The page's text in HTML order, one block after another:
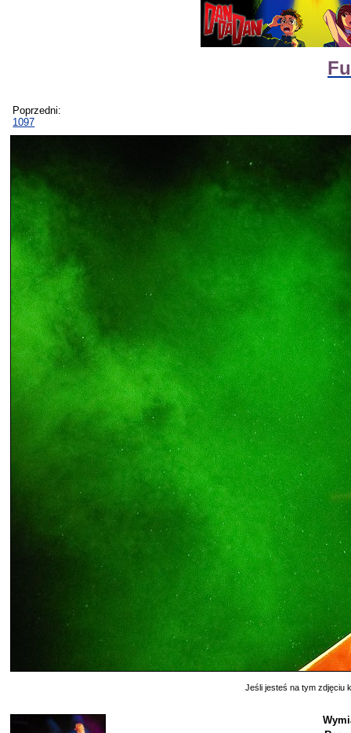
Poprzedni:
1097
Jeśli jesteś na tym zdjęciu